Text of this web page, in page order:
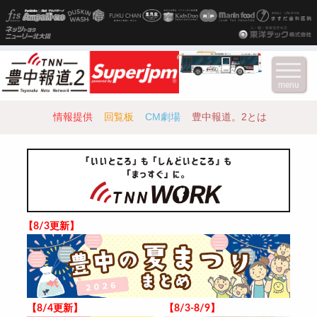
情報提供 回覧板 CM劇場 豊中報道。2とは
【8/3更新】
【8/4更新】 【8/3-8/9】
menu